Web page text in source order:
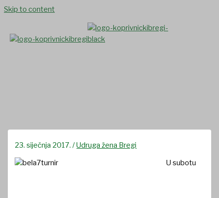
Skip to content
23. siječnja 2017./Udruga žena Bregi
U subotu